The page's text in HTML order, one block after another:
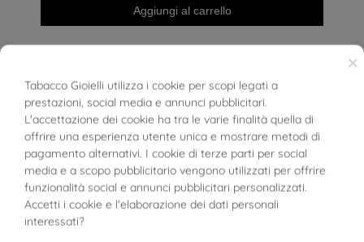
Aggiungi al carrello
×
Tabacco Gioielli utilizza i cookie per scopi legati a
prestazioni, social media e annunci pubblicitari.
L'accettazione dei cookie ha tra le varie finalità quella di
offrire una esperienza utente unica e mostrare metodi di
pagamento alternativi. I cookie di terze parti per social
media e a scopo pubblicitario vengono utilizzati per offrire
funzionalità social e annunci pubblicitari personalizzati.
Accetti i cookie e l'elaborazione dei dati personali
interessati?